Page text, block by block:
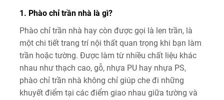
1. Phào chỉ trần nhà là gì?
Phào chỉ trần nhà hay còn được gọi là len trần, là
một chi tiết trang trí nội thất quan trọng khi bạn làm
trần hoặc tường. Được làm từ nhiều chất liệu khác
nhau như thạch cao, gỗ, nhựa PU hay nhựa PS,
phào chỉ trần nhà không chỉ giúp che đi những
khuyết điểm tại các điểm giao nhau giữa tường và